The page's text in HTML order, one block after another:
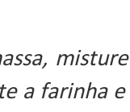
a farinha